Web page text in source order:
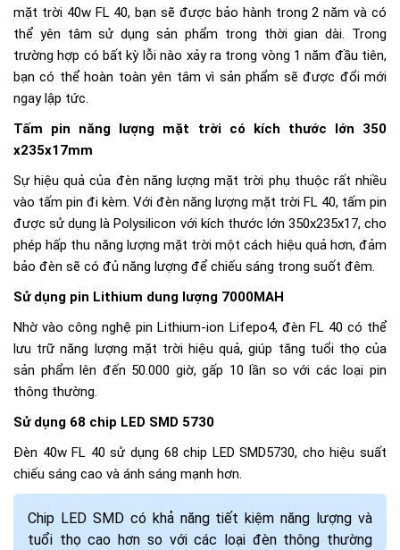
mặt trời 40w FL 40, bạn sẽ được bảo hành trong 2 năm và có
thể yên tâm sử dụng sản phẩm trong thời gian dài. Trong
trường hợp có bất kỳ lỗi nào xảy ra trong vòng 1 năm đầu tiên,
bạn có thể hoàn toàn yên tâm vì sản phẩm sẽ được đổi mới
ngay lập tức.
Tấm pin năng lượng mặt trời có kích thước lớn 350
x235x17mm
Sự hiệu quả của đèn năng lượng mặt trời phụ thuộc rất nhiều
vào tấm pin đi kèm. Với đèn năng lượng mặt trời FL 40, tấm pin
được sử dụng là Polysilicon với kích thước lớn 350x235x17, cho
phép hấp thu năng lượng mặt trời một cách hiệu quả hơn, đảm
bảo đèn sẽ có đủ năng lượng để chiếu sáng trong suốt đêm.
Sử dụng pin Lithium dung lượng 7000MAH
Nhờ vào công nghệ pin Lithium-ion Lifepo4, đèn FL 40 có thể
lưu trữ năng lượng mặt trời hiệu quả, giúp tăng tuổi thọ của
sản phẩm lên đến 50.000 giờ, gấp 10 lần so với các loại pin
thông thường.
Sử dụng 68 chip LED SMD 5730
Đèn 40w FL 40 sử dụng 68 chip LED SMD5730, cho hiệu suất
chiếu sáng cao và ánh sáng mạnh hơn.
Chip LED SMD có khả năng tiết kiệm năng lượng và
tuổi thọ cao hơn so với các loại đèn thông thường